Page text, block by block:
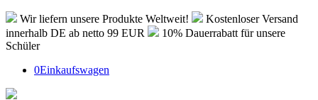
Wir liefern unsere Produkte Weltweit!
Kostenloser Versand
innerhalb DE ab netto 99 EUR
10% Dauerrabatt für unsere
Schüler
0Einkaufswagen